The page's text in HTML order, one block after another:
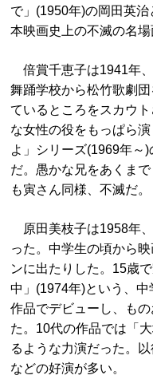
で」(1950年)の岡田英
本映画史上の不滅の名場
倍賞千恵子は1941年
舞踊学校から松竹歌劇
ているところをスカウ
な女性の役をもっぱら
よ」シリーズ(1969年～
だ。愚かな兄をあくま
も寅さん同様、不滅だ。
原田美枝子は1958年
った。中学生の頃から
ンに出たりした。15歳
中」(1974年)という、
作品でデビューし、も
た。10代の作品では「
るような力演だった。
などの好演が多い。